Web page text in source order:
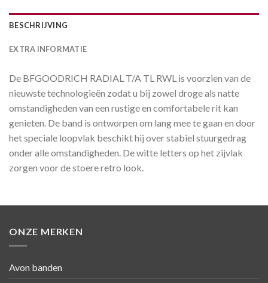
BESCHRIJVING
EXTRA INFORMATIE
De BFGOODRICH RADIAL T/A TL RWL is voorzien van de
nieuwste technologieën zodat u bij zowel droge als natte
omstandigheden van een rustige en comfortabele rit kan
genieten. De band is ontworpen om lang mee te gaan en door
het speciale loopvlak beschikt hij over stabiel stuurgedrag
onder alle omstandigheden. De witte letters op het zijvlak
zorgen voor de stoere retro look.
ONZE MERKEN
Avon banden